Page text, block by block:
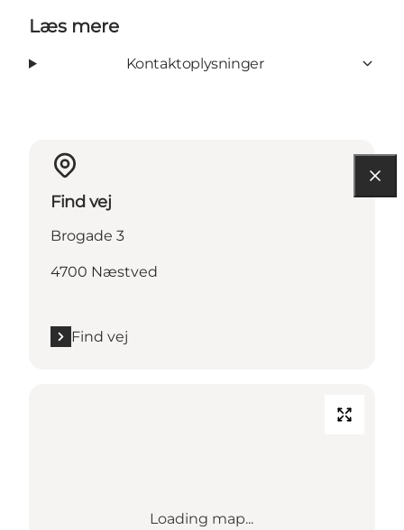
Læs mere
Kontaktoplysninger
Find vej
Brogade 3
4700 Næstved
Find vej
Loading map...